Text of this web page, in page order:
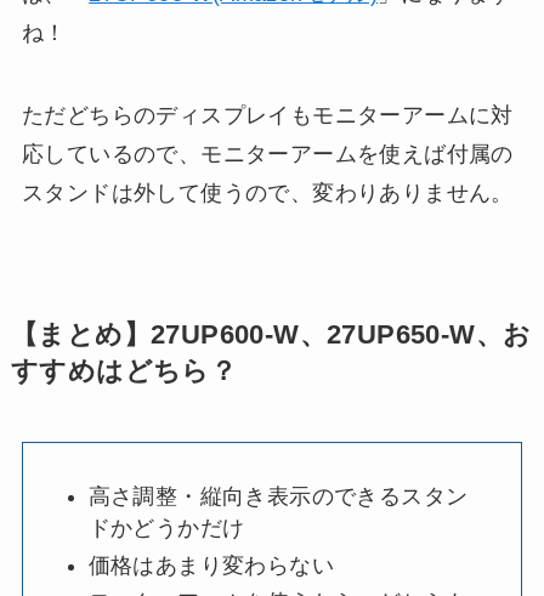
ね！
ただどちらのディスプレイもモニターアームに対
応しているので、モニターアームを使えば付属の
スタンドは外して使うので、変わりありません。
【まとめ】27UP600-W、27UP650-W、お
すすめはどちら？
高さ調整・縦向き表示のできるスタン
ドかどうかだけ
価格はあまり変わらない